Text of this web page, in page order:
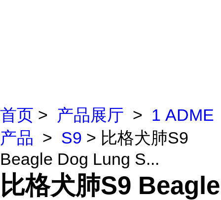
首页 > 产品展厅 > 1 ADME
产品 > S9 > 比格犬肺S9
Beagle Dog Lung S...
比格犬肺S9 Beagle